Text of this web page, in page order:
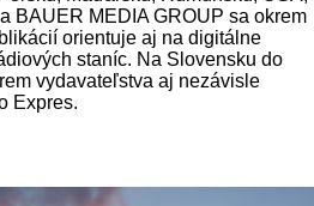
BAUER MEDIA GROUP sa okrem
orientuje aj na digitálne
staníc. Na Slovensku do
vydavateľstva aj nezávisle
Expres.